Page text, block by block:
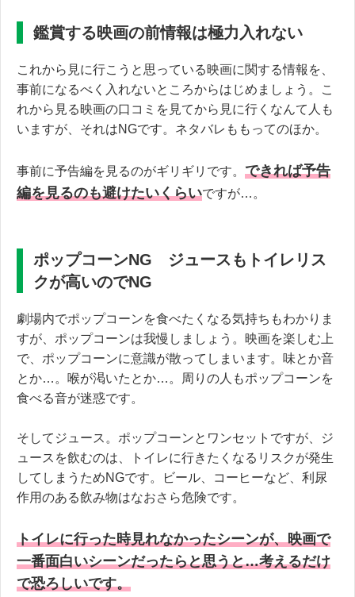
鑑賞する映画の前情報は極力入れない
これから見に行こうと思っている映画に関する情報を、
事前になるべく入れないところからはじめましょう。こ
れから見る映画の口コミを見てから見に行くなんて人も
いますが、それはNGです。ネタバレももってのほか。
事前に予告編を見るのがギリギリです。 できれば予告
編を見るのも避けたいくらいですが…。
ポップコーンNG ジュースもトイレリス
クが高いのでNG
劇場内でポップコーンを食べたくなる気持ちもわかりま
すが、ポップコーンは我慢しましょう。映画を楽しむ上
で、ポップコーンに意識が散ってしまいます。味とか音
とか…。喉が渇いたとか…。周りの人もポップコーンを
食べる音が迷惑です。
そしてジュース。ポップコーンとワンセットですが、ジ
ュースを飲むのは、トイレに行きたくなるリスクが発生
してしまうためNGです。ビール、コーヒーなど、利尿
作用のある飲み物はなおさら危険です。
トイレに行った時見れなかったシーンが、映画で
一番面白いシーンだったらと思うと…考えるだけ
で恐ろしいです。